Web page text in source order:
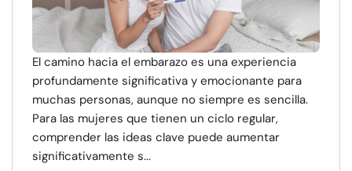
El camino hacia el embarazo es una experiencia
profundamente significativa y emocionante para
muchas personas, aunque no siempre es sencilla.
Para las mujeres que tienen un ciclo regular,
comprender las ideas clave puede aumentar
significativamente s...